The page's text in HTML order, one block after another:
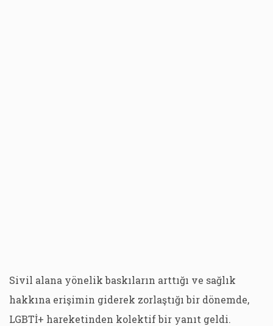
Sivil alana yönelik baskıların arttığı ve sağlık
hakkına erişimin giderek zorlaştığı bir dönemde,
LGBTİ+ hareketinden kolektif bir yanıt geldi.